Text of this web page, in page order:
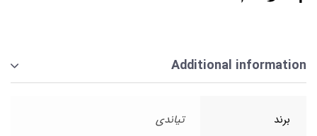
Additional information
برند تیاندی